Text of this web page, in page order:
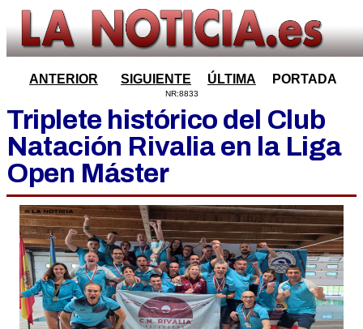
ANTERIOR SIGUIENTE ÚLTIMA PORTADA
NR:8833
Triplete histórico del Club
Natación Rivalia en la Liga
Open Máster